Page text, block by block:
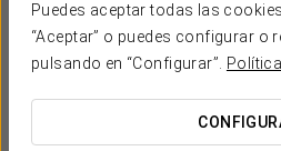
Puedes aceptar todas las
“Aceptar” o puedes configurar o
pulsando en “Configurar”.